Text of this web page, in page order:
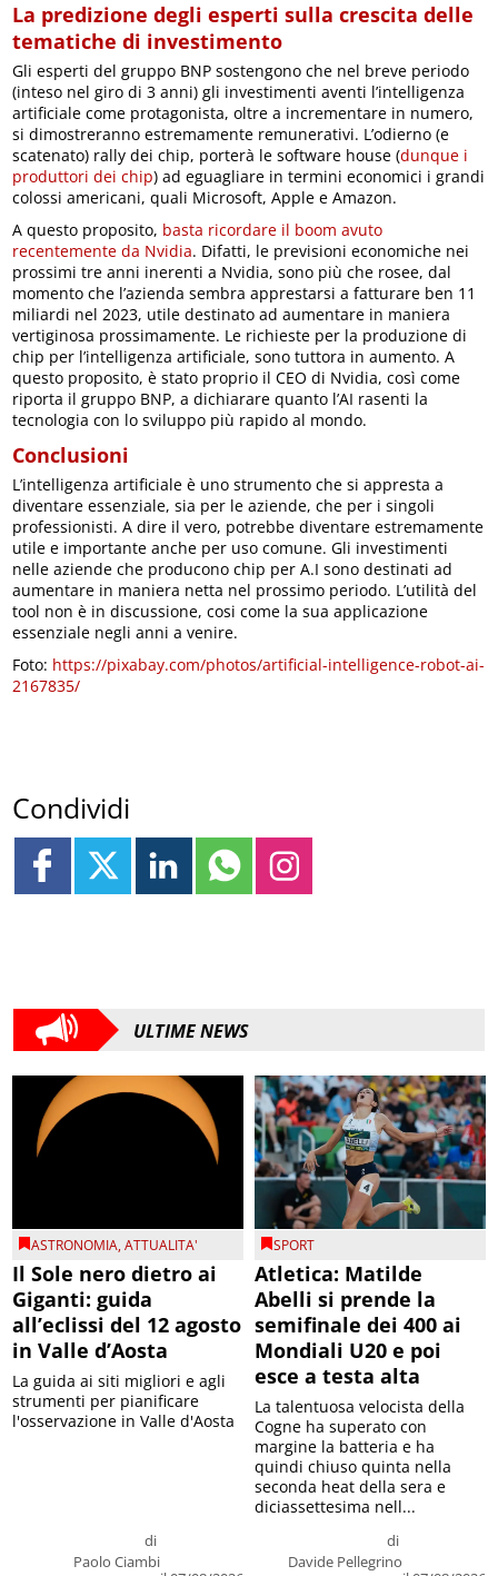
La predizione degli esperti sulla crescita delle
tematiche di investimento
Gli esperti del gruppo BNP sostengono che nel breve periodo
(inteso nel giro di 3 anni) gli investimenti aventi l’intelligenza
artificiale come protagonista, oltre a incrementare in numero,
si dimostreranno estremamente remunerativi. L’odierno (e
scatenato) rally dei chip, porterà le software house (dunque i
produttori dei chip) ad eguagliare in termini economici i grandi
colossi americani, quali Microsoft, Apple e Amazon.
A questo proposito, basta ricordare il boom avuto
recentemente da Nvidia. Difatti, le previsioni economiche nei
prossimi tre anni inerenti a Nvidia, sono più che rosee, dal
momento che l’azienda sembra apprestarsi a fatturare ben 11
miliardi nel 2023, utile destinato ad aumentare in maniera
vertiginosa prossimamente. Le richieste per la produzione di
chip per l’intelligenza artificiale, sono tuttora in aumento. A
questo proposito, è stato proprio il CEO di Nvidia, così come
riporta il gruppo BNP, a dichiarare quanto l’AI rasenti la
tecnologia con lo sviluppo più rapido al mondo.
Conclusioni
L’intelligenza artificiale è uno strumento che si appresta a
diventare essenziale, sia per le aziende, che per i singoli
professionisti. A dire il vero, potrebbe diventare estremamente
utile e importante anche per uso comune. Gli investimenti
nelle aziende che producono chip per A.I sono destinati ad
aumentare in maniera netta nel prossimo periodo. L’utilità del
tool non è in discussione, cosi come la sua applicazione
essenziale negli anni a venire.
Foto: https://pixabay.com/photos/artificial-intelligence-robot-ai-
2167835/
Condividi
ULTIME NEWS
ASTRONOMIA,ATTUALITA'
Il Sole nero dietro ai
Giganti: guida
all’eclissi del 12 agosto
in Valle d’Aosta
di
Paolo Ciambi
La guida ai siti migliori e agli
strumenti per pianificare
l'osservazione in Valle d'Aosta
SPORT
Atletica: Matilde
Abelli si prende la
semifinale dei 400 ai
Mondiali U20 e poi
esce a testa alta
di
Davide Pellegrino
La talentuosa velocista della
Cogne ha superato con
margine la batteria e ha
quindi chiuso quinta nella
seconda heat della sera e
diciassettesima nell...